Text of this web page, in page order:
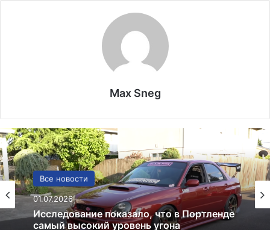
Max Sneg
Политика
24.06.2025
Россия больше не получит американских